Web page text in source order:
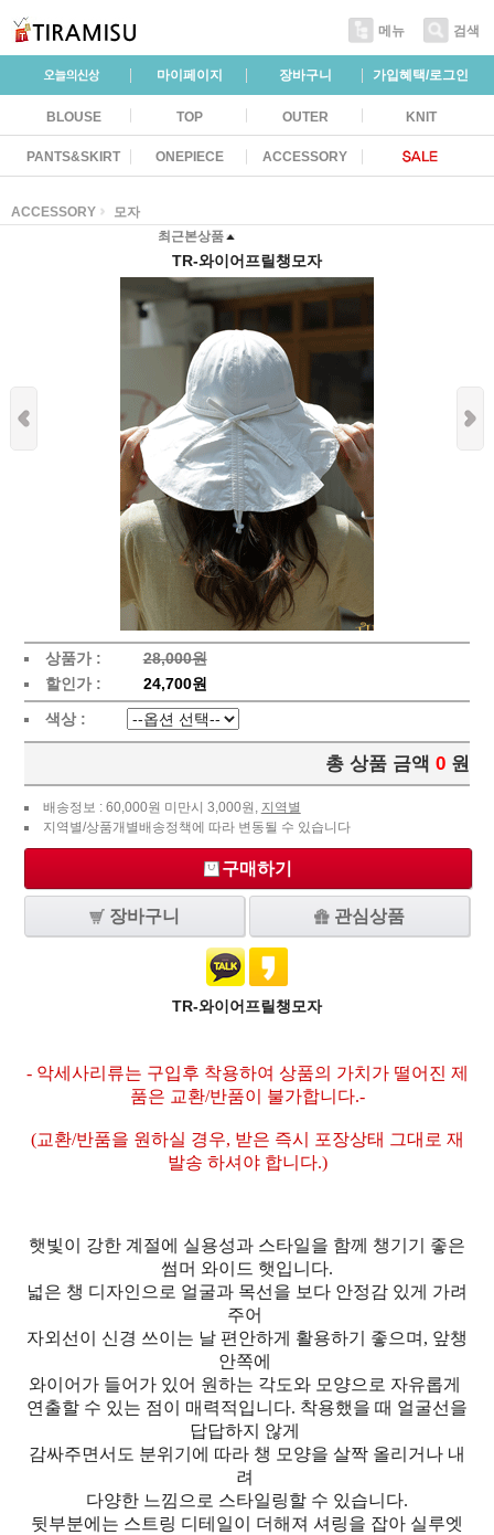
메뉴 검색
마이페이지 장바구니 가입혜택/로그인
BLOUSE TOP OUTER KNIT
PANTS&SKIRT ONEPIECE ACCESSORY
ACCESSORY
모자
최근본상품
TR-와이어프릴챙모자
상품가 :
28,000원
할인가 :
24,700원
색상 :
총 상품 금액 0 원
배송정보 : 60,000원 미만시 3,000원, 지역별
지역별/상품개별배송정책에 따라 변동될 수 있습니다
구매하기
장바구니 관심상품
TR-와이어프릴챙모자
- 악세사리류는 구입후 착용하여 상품의 가치가 떨어진 제
품은 교환/반품이 불가합니다.-
(교환/반품을 원하실 경우, 받은 즉시 포장상태 그대로 재
발송 하셔야 합니다.)
햇빛이 강한 계절에 실용성과 스타일을 함께 챙기기 좋은
썸머 와이드 햇입니다.
넓은 챙 디자인으로 얼굴과 목선을 보다 안정감 있게 가려
주어
자외선이 신경 쓰이는 날 편안하게 활용하기 좋으며, 앞챙
안쪽에
와이어가 들어가 있어 원하는 각도와 모양으로 자유롭게
연출할 수 있는 점이 매력적입니다. 착용했을 때 얼굴선을
답답하지 않게
감싸주면서도 분위기에 따라 챙 모양을 살짝 올리거나 내
려
다양한 느낌으로 스타일링할 수 있습니다.
뒷부분에는 스트링 디테일이 더해져 셔링을 잡아 실루엣